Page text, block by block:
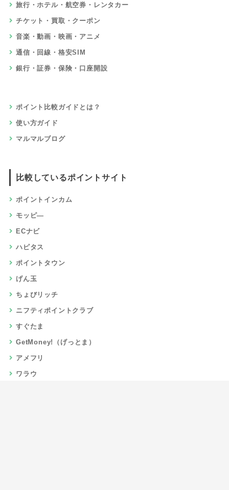
旅行・ホテル・航空券・レンタカー
チケット・買取・クーポン
音楽・動画・映画・アニメ
通信・回線・格安SIM
銀行・証券・保険・口座開設
ポイント比較ガイドとは？
使い方ガイド
マルマルブログ
比較しているポイントサイト
ポイントインカム
モッピ―
ECナビ
ハピタス
ポイントタウン
げん玉
ちょびリッチ
ニフティポイントクラブ
すぐたま
GetMoney!（げっとま）
アメフリ
ワラウ